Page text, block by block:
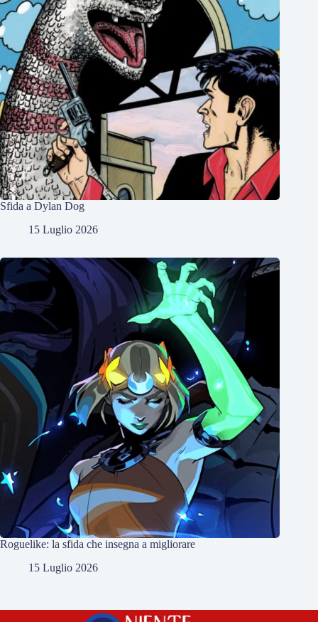
Sfida a Dylan Dog
15 Luglio 2026
Roguelike: la sfida che insegna a migliorare
15 Luglio 2026